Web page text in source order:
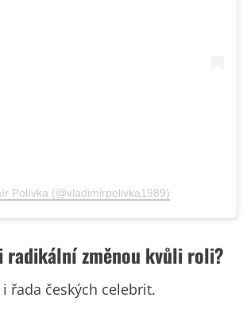
Polívka (@vladimirpolivka1989)
radikální změnou kvůli roli?
řada českých celebrit.